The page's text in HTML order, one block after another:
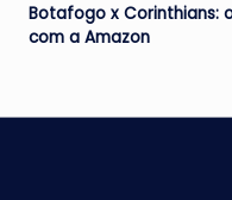
Botafogo x Corinthians:
com a Amazon